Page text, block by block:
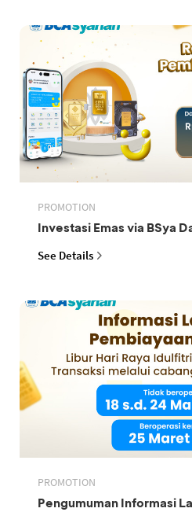
PROMOTION
Investasi Emas via BSya
See Details
PROMOTION
Pengumuman Informasi